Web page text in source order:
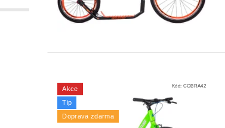
Akce
Tip
Doprava zdarma
Kód: COBRA42